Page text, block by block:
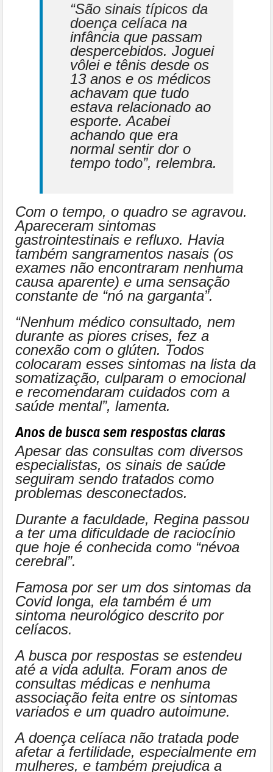
“São sinais típicos da
doença celíaca na
infância que passam
despercebidos. Joguei
vôlei e tênis desde os
13 anos e os médicos
achavam que tudo
estava relacionado ao
esporte. Acabei
achando que era
normal sentir dor o
tempo todo”, relembra.
Com o tempo, o quadro se agravou.
Apareceram sintomas
gastrointestinais e refluxo. Havia
também sangramentos nasais (os
exames não encontraram nenhuma
causa aparente) e uma sensação
constante de “nó na garganta”.
“Nenhum médico consultado, nem
durante as piores crises, fez a
conexão com o glúten. Todos
colocaram esses sintomas na lista da
somatização, culparam o emocional
e recomendaram cuidados com a
saúde mental”, lamenta.
Anos de busca sem respostas claras
Apesar das consultas com diversos
especialistas, os sinais de saúde
seguiram sendo tratados como
problemas desconectados.
Durante a faculdade, Regina passou
a ter uma dificuldade de raciocínio
que hoje é conhecida como “névoa
cerebral”.
Famosa por ser um dos sintomas da
Covid longa, ela também é um
sintoma neurológico descrito por
celíacos.
A busca por respostas se estendeu
até a vida adulta. Foram anos de
consultas médicas e nenhuma
associação feita entre os sintomas
variados e um quadro autoimune.
A doença celíaca não tratada pode
afetar a fertilidade, especialmente em
mulheres, e também prejudica a